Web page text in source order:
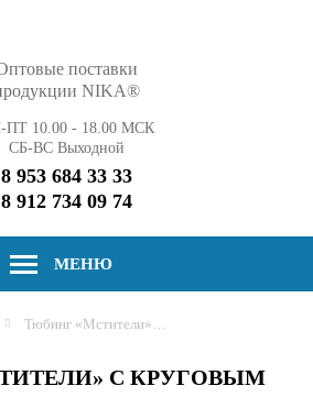
поставки
NIKA®
10.00 - 18.00 МСК
СБ-ВС Выходной
8 953 684 33 33
8 912 734 09 74
МЕНЮ
Тюбинг «Мстители» с круговым дизайном
С КРУГОВЫМ